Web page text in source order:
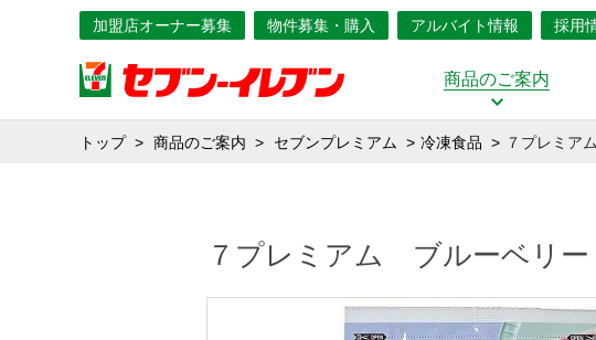
加盟店オーナー募集 物件募集・購入 アルバイト情報 採用
商品のご案内
トップ 商品のご案内 セブンプレミアム 冷凍食品 ７プレミア
７プレミアム ブルーベリー